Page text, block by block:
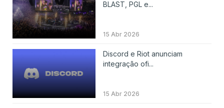
BLAST, PGL e...
15 Abr 2026
Discord e Riot anunciam
integração ofi...
15 Abr 2026